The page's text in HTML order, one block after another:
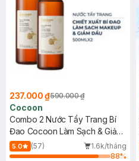
237.000 ₫590.000 ₫
Cocoon
Combo 2 Nước Tẩy Trang Bí
Đao Cocoon Làm Sạch & Giảm
Dầu 500ml
5.0 (57)
1.6k/tháng
88%